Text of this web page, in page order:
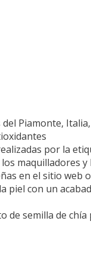
Piamonte,
por la
maquilladores y
en el sitio web
piel con un
semilla de chía